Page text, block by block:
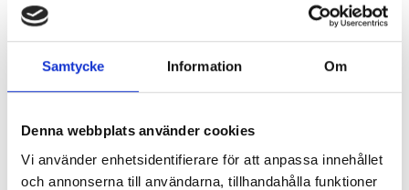
Samtycke Information Om
Denna webbplats använder cookies
Vi använder enhetsidentifierare för att anpassa innehållet
och annonserna till användarna, tillhandahålla funktioner
Se exempel från HK Scan (Rose Poultry), som har 15 linjer
med kontrollvågar från Multicheck för datainsamling.
Se case